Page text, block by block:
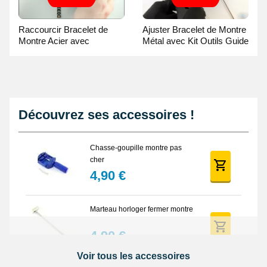
Raccourcir Bracelet de
Montre Acier avec
Ajuster Bracelet de Montre
Métal avec Kit Outils Guide
Découvrez ses accessoires !
Chasse-goupille montre pas
cher
4,90 €
Marteau horloger fermer montre
4,90 €
Voir tous les accessoires